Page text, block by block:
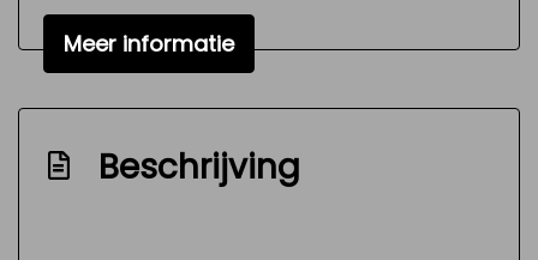
Nationale autopas
Nieuwstaat
Nw model
Onderhoudsboekjes aanwezig
Radio cd-speler
Meer informatie
Beschrijving